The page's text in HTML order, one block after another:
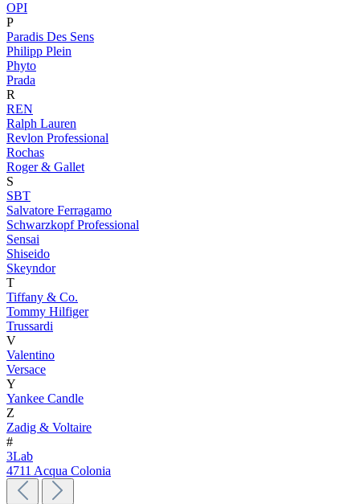
OPI
P
Paradis Des Sens
Philipp Plein
Phyto
Prada
R
REN
Ralph Lauren
Revlon Professional
Rochas
Roger & Gallet
S
SBT
Salvatore Ferragamo
Schwarzkopf Professional
Sensai
Shiseido
Skeyndor
T
Tiffany & Co.
Tommy Hilfiger
Trussardi
V
Valentino
Versace
Y
Yankee Candle
Z
Zadig & Voltaire
#
3Lab
4711 Acqua Colonia